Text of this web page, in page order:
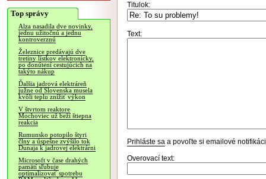
Top správy
Alza nasadila dve novinky,
jednu užitočnú a jednu
kontroverznú
Železnice predávajú dve
tretiny lístkov elektronicky,
po donútení cestujúcich na
takýto nákup
Ďalšia jadrová elektráreň
južne od Slovenska musela
kvôli teplu znížiť výkon
V štvrtom reaktore
Mochoviec už beží štiepna
reakcia
Rumunsko potopilo štyri
člny a úspešne zvýšilo tok
Dunaja k jadrovej elektrárni
Microsoft v čase drahých
pamätí sľubuje
optimalizovať spotrebu
Titulok:
Text:
Prihláste sa a povoľte si emailové
Overovací text: